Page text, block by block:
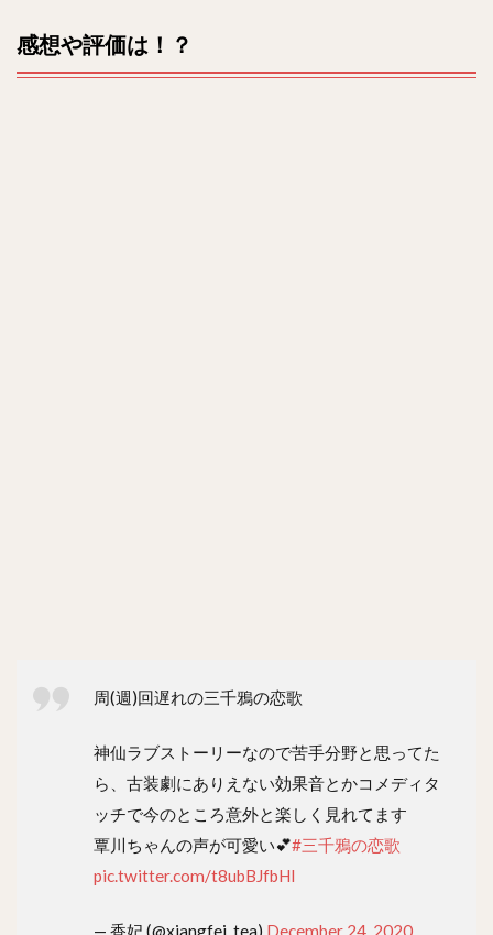
感想や評価は！？
周(週)回遅れの三千鴉の恋歌
神仙ラブストーリーなので苦手分野と思ってた
ら、古装劇にありえない効果音とかコメディタ
ッチで今のところ意外と楽しく見れてます
覃川ちゃんの声が可愛い💕#三千鴉の恋歌
pic.twitter.com/t8ubBJfbHl
— 香妃 (@xiangfei_tea) December 24, 2020